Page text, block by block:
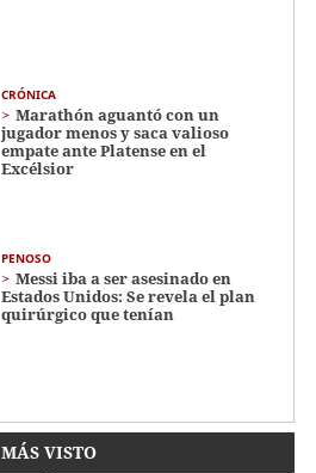
CRÓNICA
Marathón aguantó con un
jugador menos y saca valioso
empate ante Platense en el
Excélsior
PENOSO
Messi iba a ser asesinado en
Estados Unidos: Se revela el plan
quirúrgico que tenían
MÁS VISTO